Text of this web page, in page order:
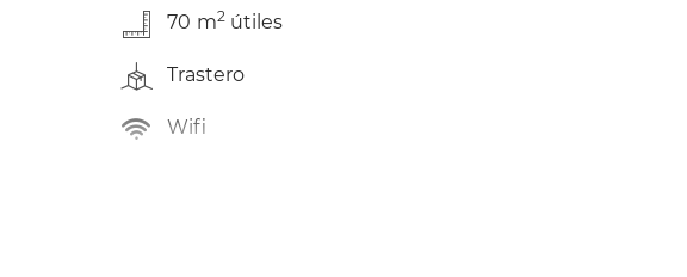
70 m2 útiles
Trastero
Wifi